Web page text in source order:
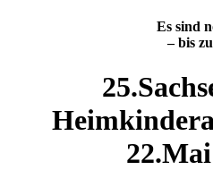
Es sind
– bis